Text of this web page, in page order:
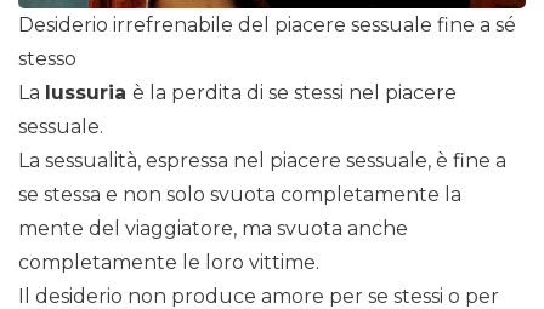
Desiderio irrefrenabile del piacere sessuale fine a sé
stesso
La lussuria è la perdita di se stessi nel piacere
sessuale.
La sessualità, espressa nel piacere sessuale, è fine a
se stessa e non solo svuota completamente la
mente del viaggiatore, ma svuota anche
completamente le loro vittime.
Il desiderio non produce amore per se stessi o per